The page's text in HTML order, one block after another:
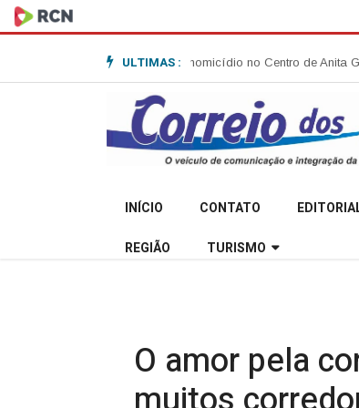
ULTIMAS :
tentativa de homicídio no Centro de Anita GaribaldiAgosto
INÍCIO CONTATO
REGIÃO TURISMO
O amor pela